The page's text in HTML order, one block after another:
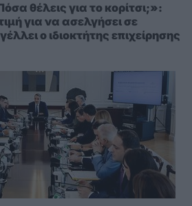
θέλεις για το κορίτσι;»:
για να ασελγήσει σε
ο ιδιοκτήτης επιχείρησης